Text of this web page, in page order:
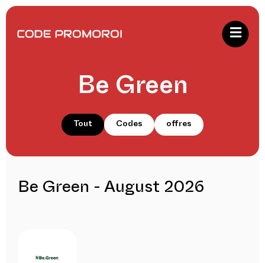
Be Green
Tout Codes offres
Be Green - August 2026